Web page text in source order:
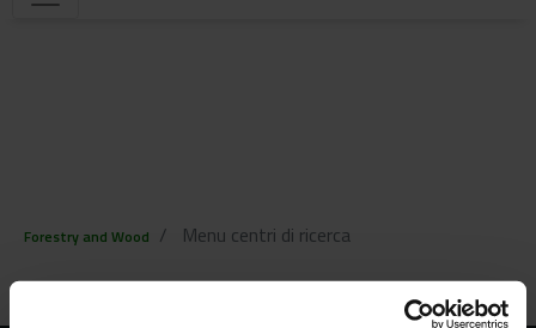
Forestry and Wood Menu centri di ricerca